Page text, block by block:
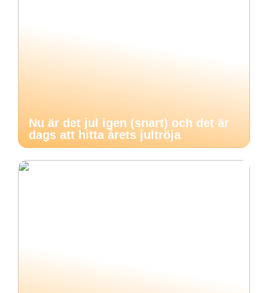
Nu är det jul igen (snart) och det är
dags att hitta årets jultröja